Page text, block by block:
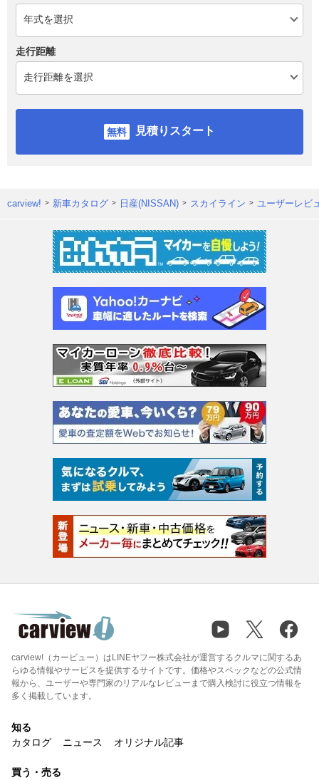
走行距離
見積りスタート
carview! 新車カタログ 日産(NISSAN) スカイライン ユーザーレビ
carview!（カービュー）はLINEヤフー株式会社が運営するクルマに関するあ
らゆる情報やサービスを提供するサイトです。価格やスペックなどの公式情
報から、ユーザーや専門家のリアルなレビューまで購入検討に役立つ情報を
多く掲載しています。
知る
カタログ
ニュース オリジナル記事
買う・売る